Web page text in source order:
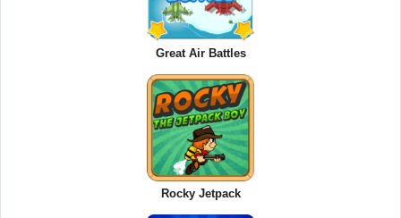
Great Air Battles
Rocky Jetpack